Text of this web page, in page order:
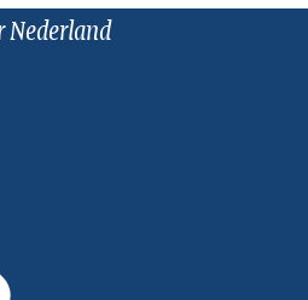
Nederland